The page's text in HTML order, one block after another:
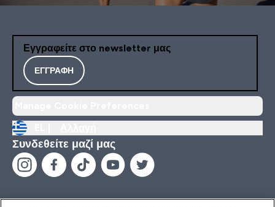
Εγγραφείτε στο newsletter μας
ΕΓΓΡΑΦΉ
Συνδεθείτε μαζί μας